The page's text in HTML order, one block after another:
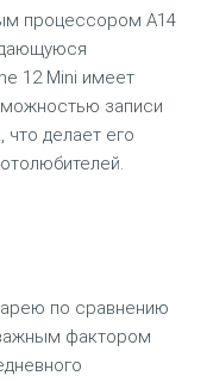
процессором A14
12 Mini имеет
записи
что делает его
по сравнению
фактором